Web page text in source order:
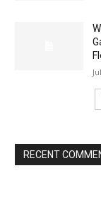
RECENT